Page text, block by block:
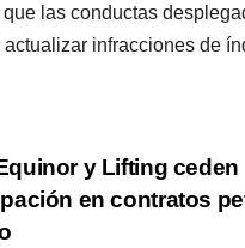
las conductas
actualizar infracciones de
y Lifting ceden
en contratos